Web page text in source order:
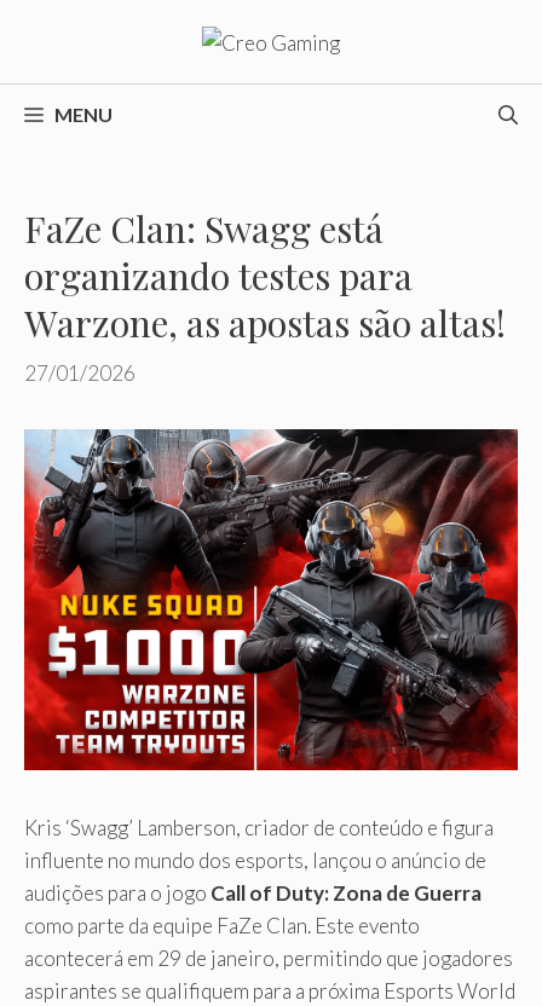
o
conteúdoMENU
FaZe Clan: Swagg está
organizando testes para
Warzone, as apostas são altas!
27/01/2026
Kris ‘Swagg’ Lamberson, criador de conteúdo e figura
influente no mundo dos esports, lançou o anúncio de
audições para o jogo Call of Duty: Zona de Guerra
como parte da equipe FaZe Clan. Este evento
acontecerá em 29 de janeiro, permitindo que jogadores
aspirantes se qualifiquem para a próxima Esports World